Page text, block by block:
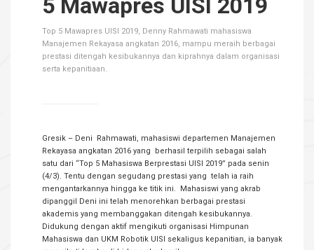
5 Mawapres UISI 2019
Top 5 Mawapres UISI 2019, Denny Rahmawati mahasiswa
Manajemen Rekayasa angkatan 2016, mampu meraih berbagai
prestasi ditengah kesibukannya dan kiprahnya dalam organisasi
serta kepanitiaan.
Gresik – Deni Rahmawati, mahasiswi departemen Manajemen
Rekayasa angkatan 2016 yang berhasil terpilih sebagai salah
satu dari “Top 5 Mahasiswa Berprestasi UISI 2019” pada senin
(4/3). Tentu dengan segudang prestasi yang telah ia raih
mengantarkannya hingga ke titik ini. Mahasiswi yang akrab
dipanggil Deni ini telah menorehkan berbagai prestasi
akademis yang membanggakan ditengah kesibukannya.
Didukung dengan aktif mengikuti organisasi Himpunan
Mahasiswa dan UKM Robotik UISI sekaligus kepanitian, ia banyak